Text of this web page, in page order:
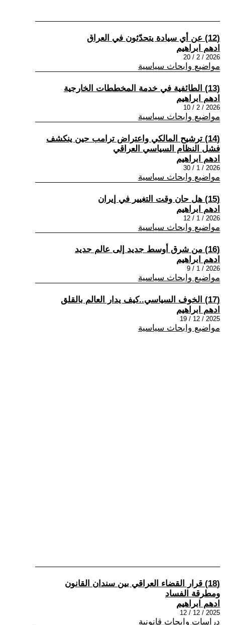
(12) عن أي سيادة يتحدّثون في العراق
ادهم ابراهيم
2026 / 2 / 20
مواضيع وابحاث سياسية
(13) الطائفية في خدمة المخططات الخارجية
ادهم ابراهيم
2026 / 2 / 10
مواضيع وابحاث سياسية
(14) ترشيح المالكي واعتراض ترامب حين ينكشف
فشل النظام السياسي العراقي
ادهم ابراهيم
2026 / 1 / 30
مواضيع وابحاث سياسية
(15) هل حان وقت التغيير في إيران
ادهم ابراهيم
2026 / 1 / 12
مواضيع وابحاث سياسية
(16) من شرق أوسط جديد إلى عالم جديد
ادهم ابراهيم
2026 / 1 / 9
مواضيع وابحاث سياسية
(17) الخوف السياسي..كيف يدار العالم بالقلق
ادهم ابراهيم
2025 / 12 / 19
مواضيع وابحاث سياسية
(18) قرار القضاء العراقي بين سندان القانون
ومطرقة الفساد
ادهم ابراهيم
2025 / 12 / 12
دراسات وابحاث قانونية